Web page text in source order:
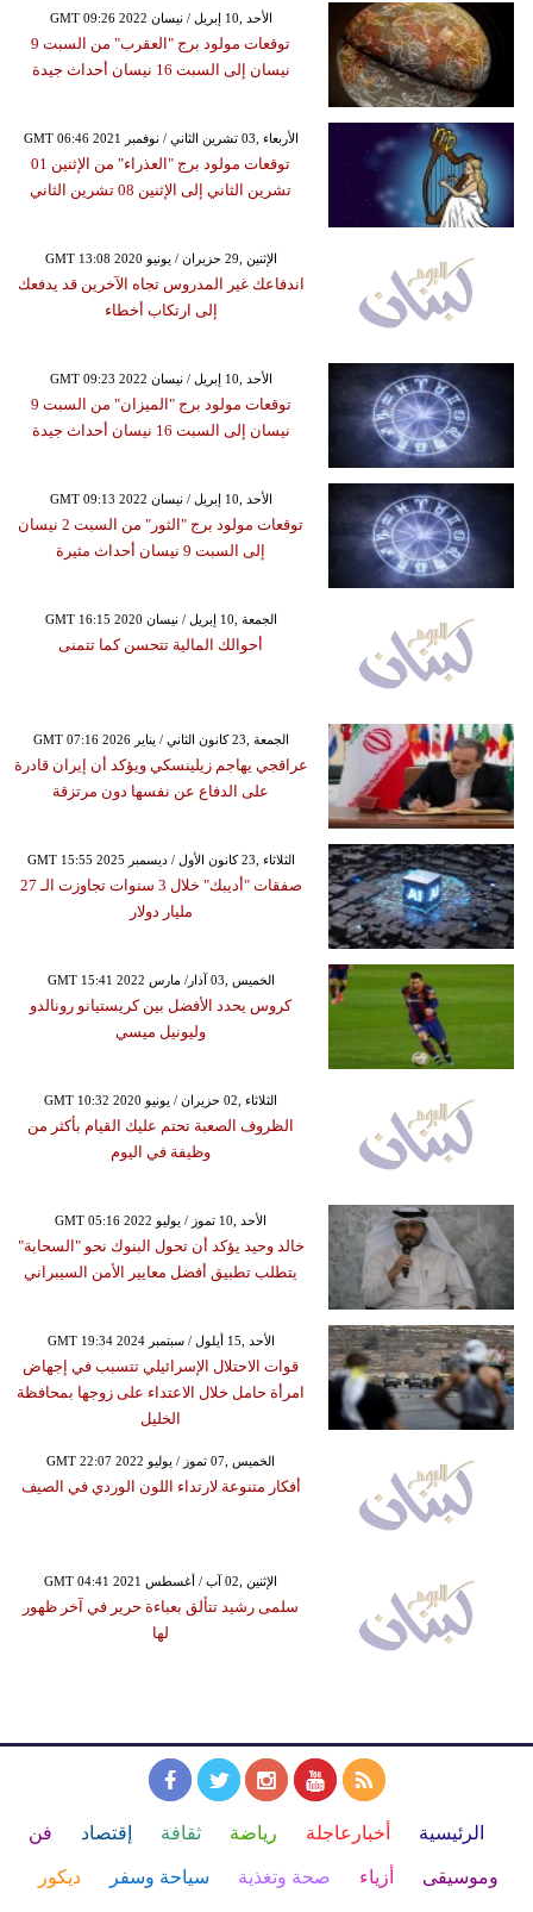
GMT 09:26 2022 الأحد ,10 إبريل / نيسان
توقعات مولود برج "العقرب" من السبت 9
نيسان إلى السبت 16 نيسان أحداث جيدة
GMT 06:46 2021 الأربعاء ,03 تشرين الثاني / نوفمبر
توقعات مولود برج "العذراء" من الإثنين 01
تشرين الثاني إلى الإثنين 08 تشرين الثاني
GMT 13:08 2020 الإثنين ,29 حزيران / يونيو
اندفاعك غير المدروس تجاه الآخرين قد يدفعك
إلى ارتكاب أخطاء
GMT 09:23 2022 الأحد ,10 إبريل / نيسان
توقعات مولود برج "الميزان" من السبت 9
نيسان إلى السبت 16 نيسان أحداث جيدة
GMT 09:13 2022 الأحد ,10 إبريل / نيسان
توقعات مولود برج "الثور" من السبت 2 نيسان
إلى السبت 9 نيسان أحداث مثيرة
GMT 16:15 2020 الجمعة ,10 إبريل / نيسان
أحوالك المالية تتحسن كما تتمنى
GMT 07:16 2026 الجمعة ,23 كانون الثاني / يناير
عراقجي يهاجم زيلينسكي ويؤكد أن إيران قادرة
على الدفاع عن نفسها دون مرتزقة
GMT 15:55 2025 الثلاثاء ,23 كانون الأول / ديسمبر
صفقات "أديبك" خلال 3 سنوات تجاوزت الـ 27
مليار دولار
GMT 15:41 2022 الخميس ,03 آذار/ مارس
كروس يحدد الأفضل بين كريستيانو رونالدو
وليونيل ميسي
GMT 10:32 2020 الثلاثاء ,02 حزيران / يونيو
الظروف الصعبة تحتم عليك القيام بأكثر من
وظيفة في اليوم
GMT 05:16 2022 الأحد ,10 تموز / يوليو
خالد وحيد يؤكد أن تحول البنوك نحو "السحابة"
يتطلب تطبيق أفضل معايير الأمن السيبراني
GMT 19:34 2024 الأحد ,15 أيلول / سبتمبر
قوات الاحتلال الإسرائيلي تتسبب في إجهاض
امرأة حامل خلال الاعتداء على زوجها بمحافظة
الخليل
GMT 22:07 2022 الخميس ,07 تموز / يوليو
أفكار متنوعة لارتداء اللون الوردي في الصيف
GMT 04:41 2021 الإثنين ,02 آب / أغسطس
سلمى رشيد تتألق بعباءة حرير في آخر ظهور
لها
الرئيسية أخبارعاجلة رياضة ثقافة إقتصاد فن
وموسيقى أزياء صحة وتغذية سياحة وسفر ديكور